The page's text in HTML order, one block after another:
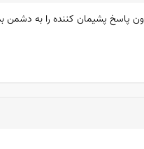
اون پاسخ پشیمان کننده را به